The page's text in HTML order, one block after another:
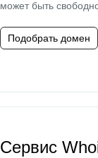
может быть
Подобрать домен
Сервис